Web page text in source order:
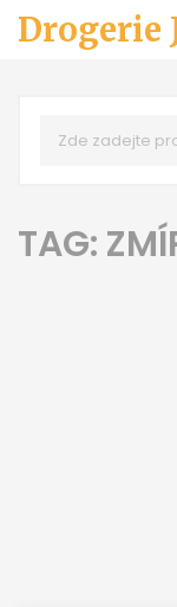
Drogerie
TAG: